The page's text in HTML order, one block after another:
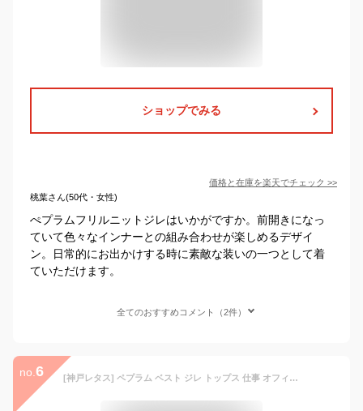
ショップでみる
価格と在庫を楽天でチェック >>
桃葉さん(50代・女性)
ぺプラムフリルニットジレはいかがですか。前開きになっ
ていて色々なインナーとの組み合わせが楽しめるデザイ
ン。日常的にお出かけする時に素敵な装いの一つとして着
ていただけます。
全てのおすすめコメント（2件）
no. 6 [神戸レタス] ペプラム ベスト ジレ トップス 仕事 オフィス ノースリ フリル レディース 夏服 夏 上品 [K1391] M ライトベージュ